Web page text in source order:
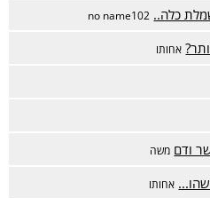
כלה.. no name102
אחותו
ודם משה
אחותו